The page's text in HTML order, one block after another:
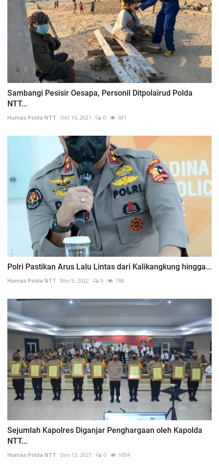
Sambangi Pesisir Oesapa, Personil Ditpolairud Polda
NTT...
Humas Polda NTT Okt 16, 2021 0 691
Polri Pastikan Arus Lalu Lintas dari Kalikangkung hingga...
Humas Polda NTT Mei 9, 2022 0 768
Sejumlah Kapolres Diganjar Penghargaan oleh Kapolda
NTT...
Humas Polda NTT Des 13, 2021 0 1004